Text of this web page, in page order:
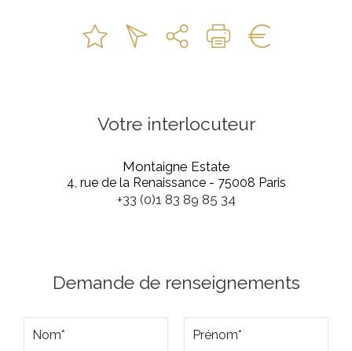
Votre interlocuteur
Montaigne Estate
4, rue de la Renaissance - 75008 Paris
+33 (0)1 83 89 85 34
Demande de renseignements